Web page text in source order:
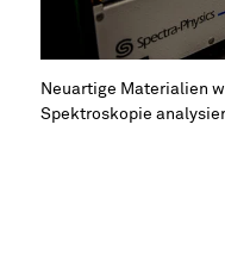
Neuartige Materialien
Spektroskopie